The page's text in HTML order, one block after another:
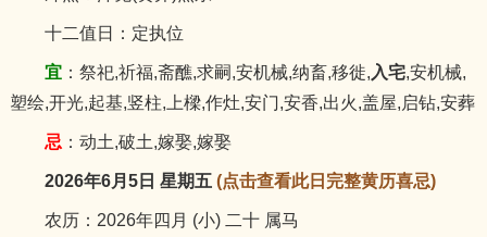
十二值日：定执位
宜：祭祀,祈福,斋醮,求嗣,安机械,纳畜,移徙, 入宅,安机械,
塑绘,开光,起基,竖柱,上樑,作灶,安门,安香,出火,盖屋,启钻,安葬
忌 ：动土,破土,嫁娶,嫁娶
2026年6月5日 星期五 (点击查看此日完整黄历喜忌)
农历：2026年四月 (小) 二十 属马